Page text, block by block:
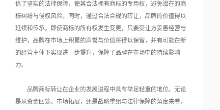
供了坚实的法律保障，使其合法拥有商标的专用权，避免潜在的商
标纠纷与侵权风险。同时，通过合法合规的转让，品牌的价值得以
延续和传承。即使商标的所有权发生变更，只要受让方妥善经营与
维护，品牌在市场上积累的声誉与价值将得以保留，并有可能在新
的经营主体下实现进一步提升，保障了品牌在市场中的持续影响
力。
品牌商标转让在企业的发展进程中具有举足轻重的地位。无论
是从资金回笼、市场拓展，还是战略重组与法律保障的角度来看，